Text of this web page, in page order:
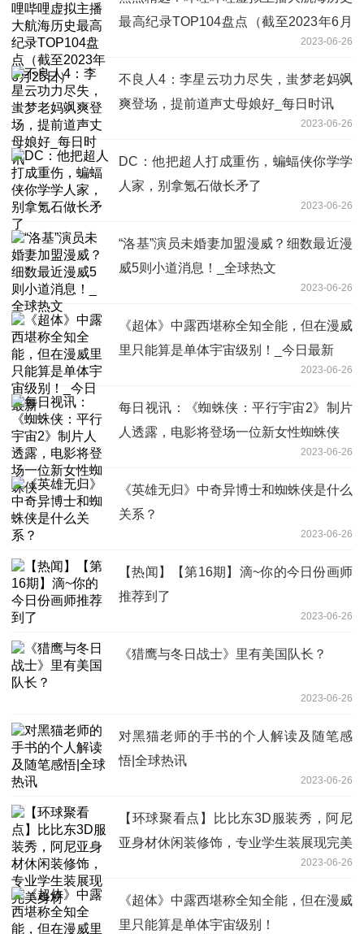
最高纪录TOP104盘点（截至2023年6月
2023-06-26
不良人4：李星云功力尽失，蚩梦老妈飒
爽登场，提前道声丈母娘好_每日时讯
2023-06-26
DC：他把超人打成重伤，蝙蝠侠你学学
人家，别拿氪石做长矛了
2023-06-26
“洛基”演员未婚妻加盟漫威？细数最近漫
威5则小道消息！_全球热文
2023-06-26
《超体》中露西堪称全知全能，但在漫威
里只能算是单体宇宙级别！_今日最新
2023-06-26
每日视讯：《蜘蛛侠：平行宇宙2》制片
人透露，电影将登场一位新女性蜘蛛侠
2023-06-26
《英雄无归》中奇异博士和蜘蛛侠是什么
关系？
2023-06-26
【热闻】【第16期】滴~你的今日份画师
推荐到了
2023-06-26
《猎鹰与冬日战士》里有美国队长？
2023-06-26
对黑猫老师的手书的个人解读及随笔感
悟|全球热讯
2023-06-26
【环球聚看点】比比东3D服装秀，阿尼
亚身材休闲装修饰，专业学生装展现完美
2023-06-26
《超体》中露西堪称全知全能，但在漫威
里只能算是单体宇宙级别！